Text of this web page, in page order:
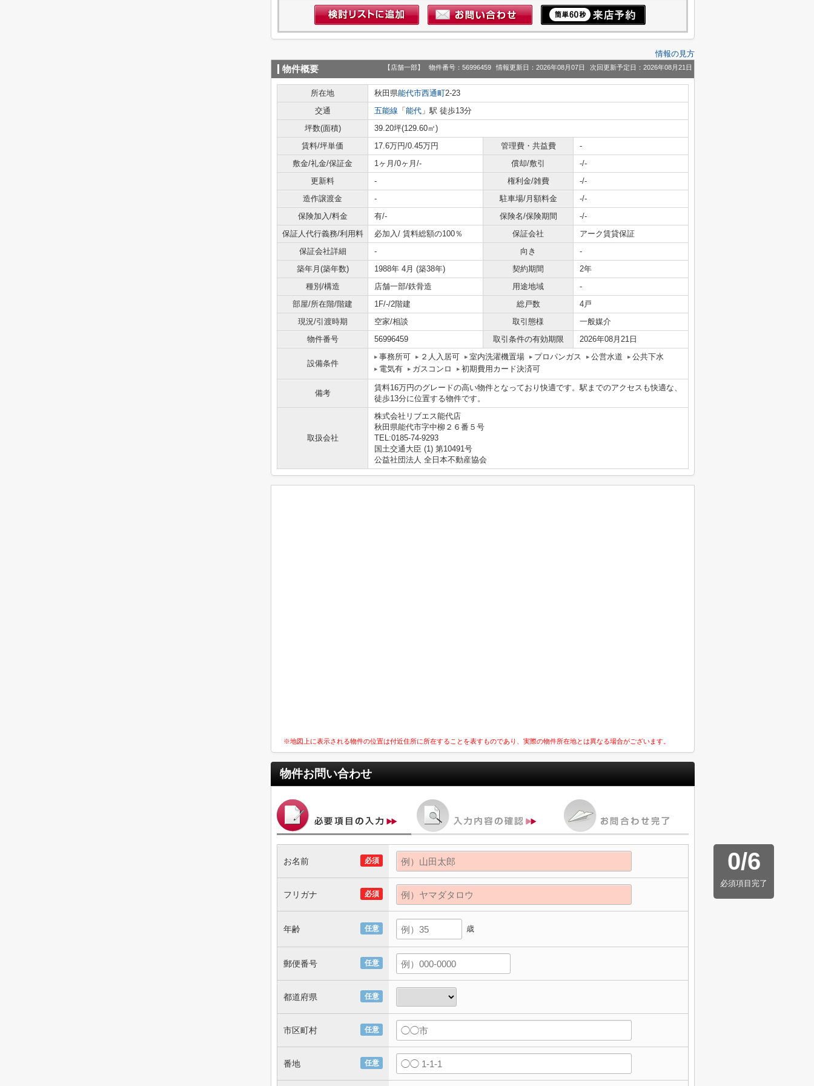
情報の見方
物件概要 【店舗一部】 物件番号：56996459 情報更新日：2026年08月07日 次回更新予定日：2026年08月21日
所在地 秋田県能代市西通町2-23
交通
五能線 「 能代 」駅 徒歩13分
坪数(面積)
39.20坪(129.60㎡)
賃料/坪単価
17.6万円/0.45万円 管理費・共益費
-
敷金/礼金/保証金
1ヶ月/0ヶ月/- 償却/敷引
-/-
更新料
- 権利金/雑費
-/-
造作譲渡金
- 駐車場/月額料金
-/-
保険加入/料金
有/- 保険名/保険期間
-/-
保証人代行義務/利用料
必加入/ 賃料総額の100％ 保証会社
アーク賃貸保証
保証会社詳細
- 向き
-
築年月(築年数)
1988年 4月 (築38年) 契約期間
2年
種別/構造
店舗一部/鉄骨造 用途地域
-
部屋/所在階/階建
1F/-/2階建 総戸数
4戸
現況/引渡時期
空家/相談 取引態様
一般媒介
物件番号
56996459 取引条件の有効期限 2026年08月21日
設備条件
事務所可 ２人入居可 室内洗濯機置場 プロパンガス 公営水道
公共下水
電気有
ガスコンロ 初期費用カード決済可
備考
賃料16万円のグレードの高い物件となっており快適です。駅までのアクセスも快適な、
徒歩13分に位置する物件です。
取扱会社
株式会社リブエス能代店
秋田県能代市字中柳２６番５号
TEL:0185-74-9293
国土交通大臣 (1) 第10491号
公益社団法人 全日本不動産協会
※地図上に表示される物件の位置は付近住所に所在することを表すものであり、実際の物件所在地とは異なる場合がございます。
物件お問い合わせ
0/6
必須項目完了
必須
お名前
必須
フリガナ
任意
年齢 歳
任意
郵便番号
任意
都道府県
任意
市区町村
任意
番地